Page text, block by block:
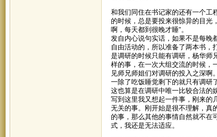
和我们同住在书记家的还有一个工
的时候，总是要投来很惊异的目光
啊，每天都到很晚才睡”。
发自内心说句实话，如果不是每晚
自由活动的，所以准备了两本书，
是调研的时候只能有调研，杨华师
样的事，在一次大组交流的时候，
见师兄师姐们对调研的投入之深
一除了吃饭睡觉剩下的就只有调研
这也算是在调研中唯一比较合法的
写到这里我又想起一件事，刚来的
无关的事。刚开始是很不理解，真
的事，那么其他的事情自然就不在
式，我还是无法适应。